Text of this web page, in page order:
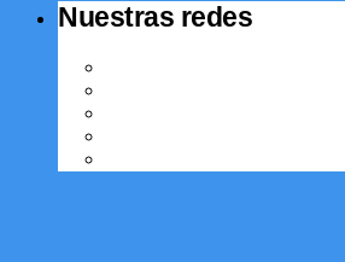
Nuestras redes